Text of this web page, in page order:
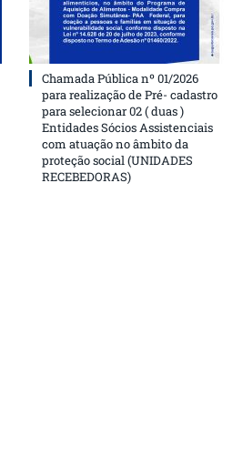
Chamada Pública nº 01/2026
para realização de Pré- cadastro
para selecionar 02 ( duas )
Entidades Sócios Assistenciais
com atuação no âmbito da
proteção social (UNIDADES
RECEBEDORAS)